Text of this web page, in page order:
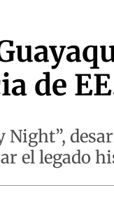
de
Night”,
el legado